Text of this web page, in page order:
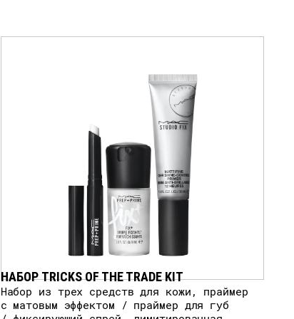
НАБОР TRICKS OF THE TRADE KIT
Набор из трех средств для кожи, праймер
с матовым эффектом / праймер для губ